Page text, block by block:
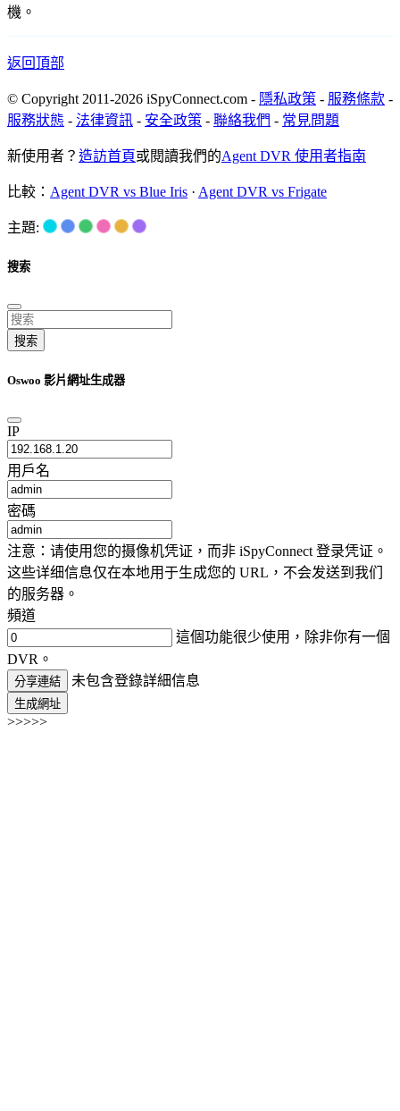
機。
返回頂部
© Copyright 2011-2026 iSpyConnect.com - 隱私政策 - 服務條款 -
服務狀態 - 法律資訊 - 安全政策 - 聯絡我們 - 常見問題
新使用者？ 造訪首頁或閱讀我們的Agent DVR 使用者指南
比較： Agent DVR vs Blue Iris · Agent DVR vs Frigate
主題:
搜索
搜索
Oswoo 影片網址生成器
IP
用戶名
密碼
注意：请使用您的摄像机凭证，而非 iSpyConnect 登录凭证。
这些详细信息仅在本地用于生成您的 URL，不会发送到我们
的服务器。
頻道
這個功能很少使用，除非你有一個
DVR。
分享連結 未包含登錄詳細信息
生成網址
>>>>>